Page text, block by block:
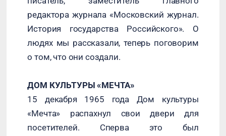
редактора журнала «Московский журнал.
История государства Российского». О
людях мы рассказали, теперь поговорим
о том, что они создали.
ДОМ КУЛЬТУРЫ «МЕЧТА»
15 декабря 1965 года Дом культуры
«Мечта» распахнул свои двери для
посетителей. Сперва это был